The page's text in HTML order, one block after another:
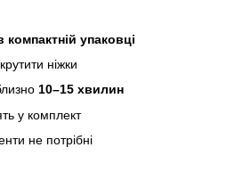
компактній упаковці
ніжки
10–15 хвилин
у комплект
не потрібні